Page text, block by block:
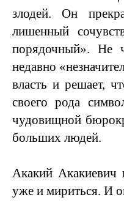
злодей. Он
лишенный
порядочный». Не
недавно
власть и решает,
своего рода
чудовищной
больших людей.
Акакий Акакиевич
уже и мириться. И